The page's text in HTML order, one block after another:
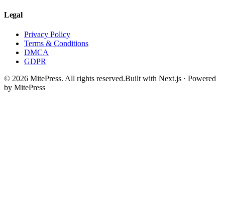
Legal
Privacy Policy
Terms & Conditions
DMCA
GDPR
© 2026 MitePress. All rights reserved.Built with Next.js · Powered
by MitePress